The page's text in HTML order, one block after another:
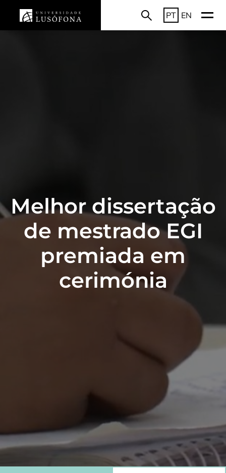
PT EN
Melhor dissertação
de mestrado EGI
premiada em
cerimónia